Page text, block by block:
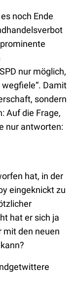
noch Ende
nur möglich,
Damit
sondern
Auf die Frage,
nur antworten:
hat, in der
eingeknickt zu
hat er sich ja
mit den neuen